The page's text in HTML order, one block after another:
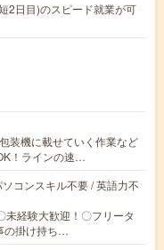
2日目)のスピード就業が可
装機に載せていく作業など
！ラインの速…
コンスキル不要 / 英語力不
未経験大歓迎！〇フリータ
の掛け持ち…